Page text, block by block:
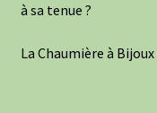
à sa tenue ?
La Chaumière à